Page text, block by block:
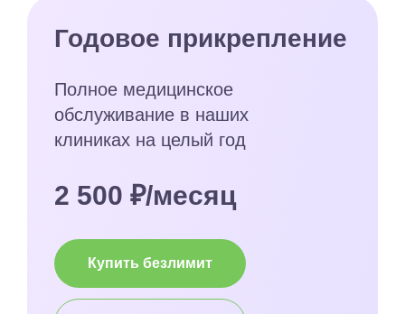
Годовое прикрепление
Полное медицинское
обслуживание в наших
клиниках на целый год
2 500 ₽/месяц
Купить безлимит